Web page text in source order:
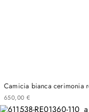
Camicia bianca cerimonia
650,00 €